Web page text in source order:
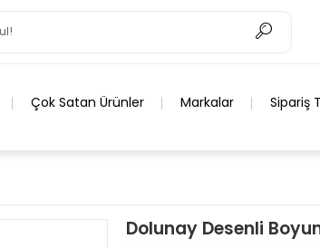
Çok Satan Ürünler Markalar Sipariş
Dolunay Desenli